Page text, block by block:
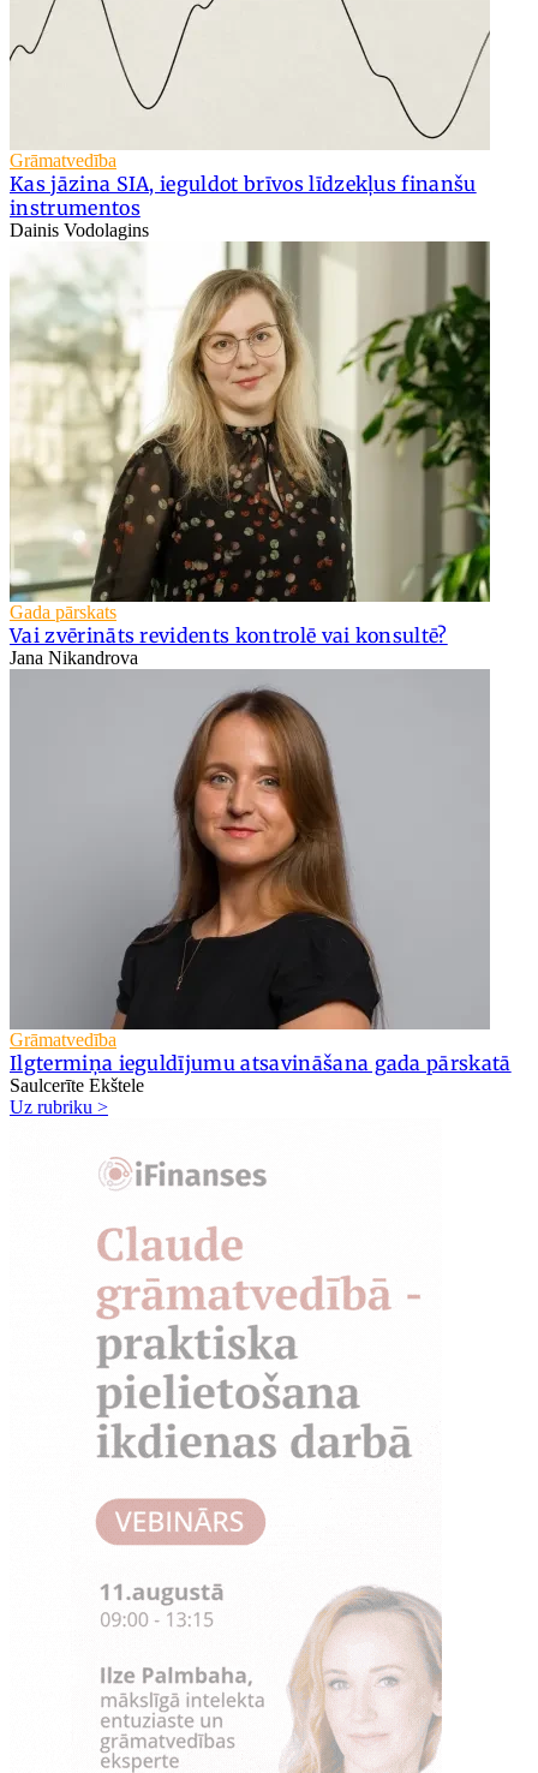
Grāmatvedība
Kas jāzina SIA, ieguldot brīvos līdzekļus finanšu
instrumentos
Dainis Vodolagins
Gada pārskats
Vai zvērināts revidents kontrolē vai konsultē?
Jana Nikandrova
Grāmatvedība
Ilgtermiņa ieguldījumu atsavināšana gada pārskatā
Saulcerīte Ekštele
Uz rubriku >